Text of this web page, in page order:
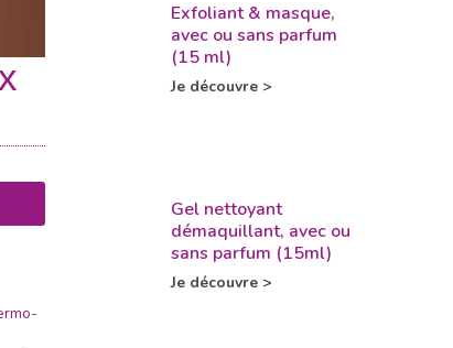
Exfoliant & masque,
avec ou sans parfum
(15 ml)
Je découvre >
Gel nettoyant
démaquillant, avec ou
sans parfum (15ml)
Je découvre >